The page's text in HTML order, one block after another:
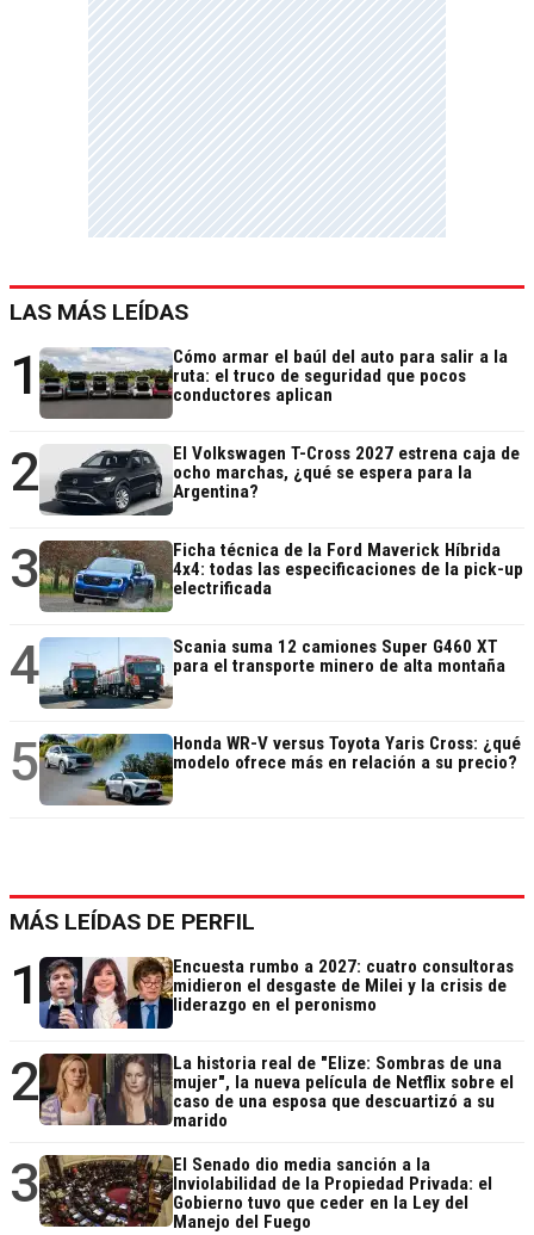
LAS MÁS LEÍDAS
1
Cómo armar el baúl del auto para salir a la
ruta: el truco de seguridad que pocos
conductores aplican
2
El Volkswagen T-Cross 2027 estrena caja de
ocho marchas, ¿qué se espera para la
Argentina?
3
Ficha técnica de la Ford Maverick Híbrida
4x4: todas las especificaciones de la pick-up
electrificada
4
Scania suma 12 camiones Super G460 XT
para el transporte minero de alta montaña
5
Honda WR-V versus Toyota Yaris Cross: ¿qué
modelo ofrece más en relación a su precio?
MÁS LEÍDAS DE PERFIL
1
Encuesta rumbo a 2027: cuatro consultoras
midieron el desgaste de Milei y la crisis de
liderazgo en el peronismo
2
La historia real de "Elize: Sombras de una
mujer", la nueva película de Netflix sobre el
caso de una esposa que descuartizó a su
marido
3
El Senado dio media sanción a la
Inviolabilidad de la Propiedad Privada: el
Gobierno tuvo que ceder en la Ley del
Manejo del Fuego